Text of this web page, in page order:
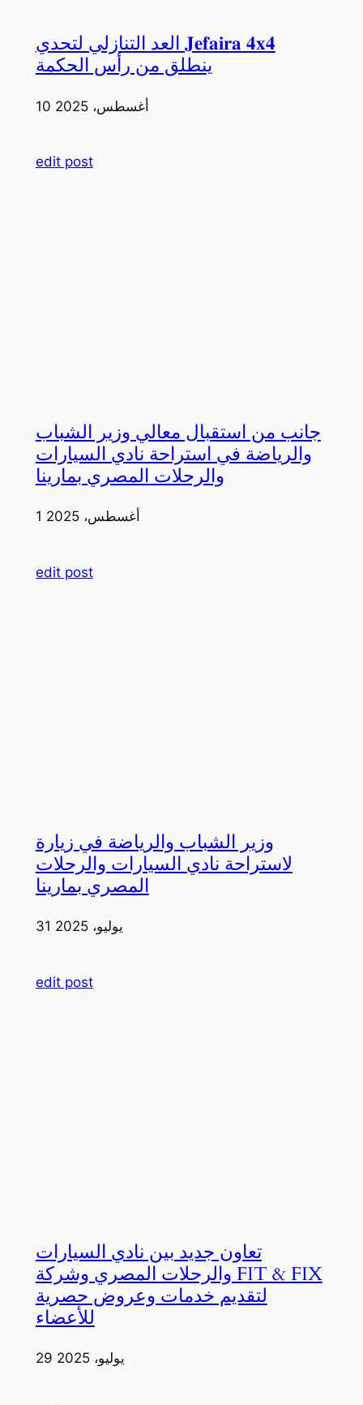
العد التنازلي لتحدي 𝐉𝐞𝐟𝐚𝐢𝐫𝐚 𝟒𝐱𝟒
ينطلق من رأس الحكمة
10 أغسطس، 2025
edit post
جانب من استقبال معالي وزير الشباب
والرياضة في استراحة نادي السيارات
والرحلات المصري بمارينا
1 أغسطس، 2025
edit post
وزير الشباب والرياضة في زيارة
لاستراحة نادي السيارات والرحلات
المصري بمارينا
31 يوليو، 2025
edit post
تعاون جديد بين نادي السيارات
والرحلات المصري وشركة FIT & FIX
لتقديم خدمات وعروض حصرية
للأعضاء
29 يوليو، 2025